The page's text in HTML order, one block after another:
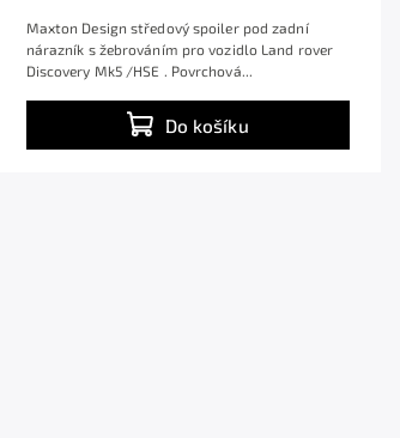
Do košíku
Maxton Design středový spoiler pod zadní
nárazník s žebrováním pro vozidlo Land rover
Discovery Mk5 /HSE . Povrchová...